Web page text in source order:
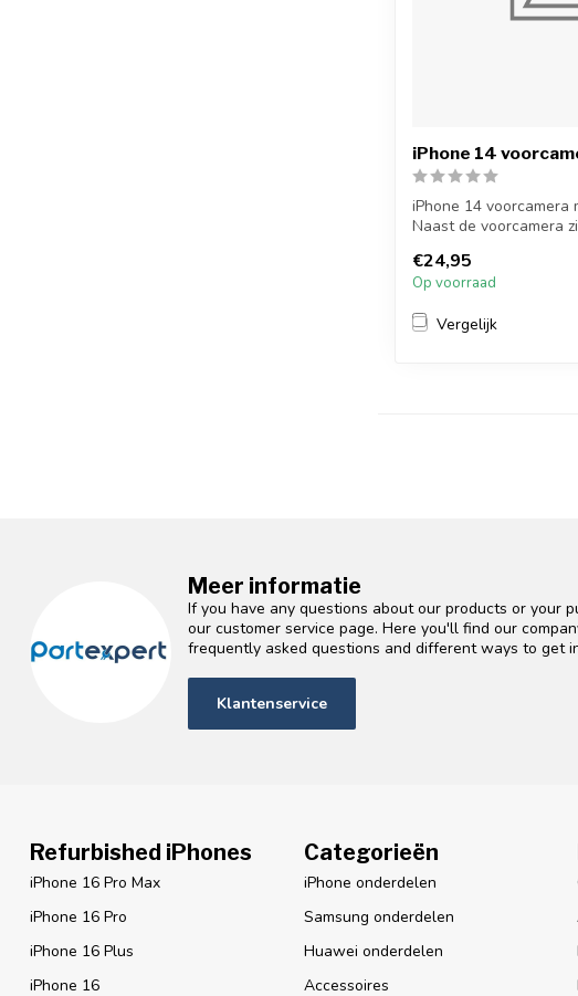
iPhone 14
iPhone 14 voorcamera
Naast de voorcamera
€24,95
Op voorraad
Vergelijk
Meer informatie
If you have any questions about our products or your
our customer service page. Here you'll find our
frequently asked questions and different ways to get
Klantenservice
Refurbished iPhones
iPhone 16 Pro Max
iPhone 16 Pro
iPhone 16 Plus
iPhone 16
Categorieën
iPhone onderdelen
Samsung onderdelen
Huawei onderdelen
Accessoires